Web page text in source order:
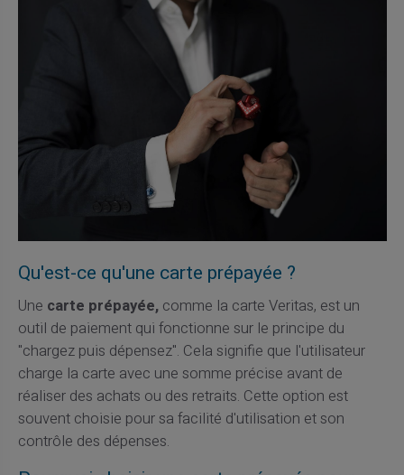
Qu'est-ce qu'une carte prépayée ?
Une carte prépayée,comme la carte Veritas, est un
outil de paiement qui fonctionne sur le principe du
"chargez puis dépensez". Cela signifie que l'utilisateur
charge la carte avec une somme précise avant de
réaliser des achats ou des retraits. Cette option est
souvent choisie pour sa facilité d'utilisation et son
contrôle des dépenses.